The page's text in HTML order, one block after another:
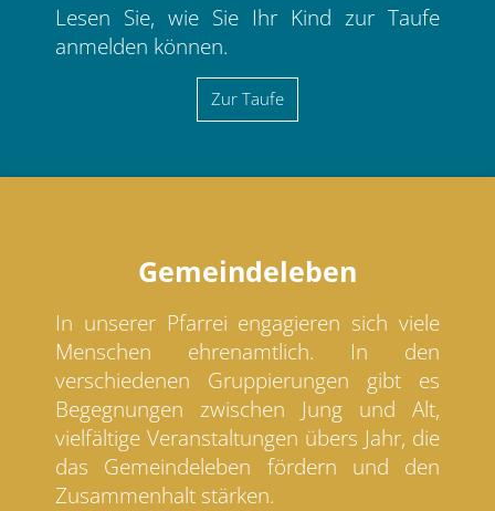
Lesen Sie, wie Sie Ihr Kind zur Taufe
anmelden können.
Zur Taufe
Gemeindeleben
In unserer Pfarrei engagieren sich viele
Menschen ehrenamtlich. In den
verschiedenen Gruppierungen gibt es
Begegnungen zwischen Jung und Alt,
vielfältige Veranstaltungen übers Jahr, die
das Gemeindeleben fördern und den
Zusammenhalt stärken.